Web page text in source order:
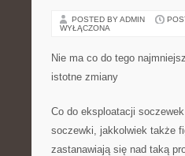
POSTED BY ADMIN
WYŁĄCZONA
Nie ma co do tego
istotne zmiany
Co do eksploatacji
soczewki, jakkolwiek także
zastanawiają się nad taką